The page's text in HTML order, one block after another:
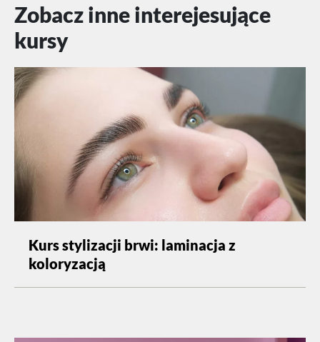
Zobacz inne interejesujące
kursy
Kurs stylizacji brwi: laminacja z
koloryzacją